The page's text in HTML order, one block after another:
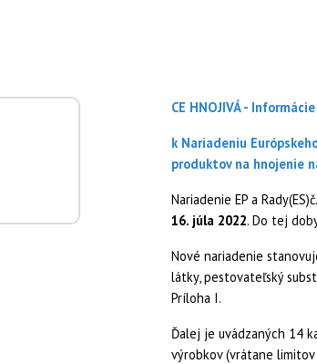
CE HNOJIVÁ- Informácie
k Nariadeniu
produktov na hnojenie
Nariadenie EP a
16. júla 2022. Do tej
Nové nariadenie
látky, pestovateľský
Príloha I.
Ďalej je uvádzaných 14
výrobkov (vrátane